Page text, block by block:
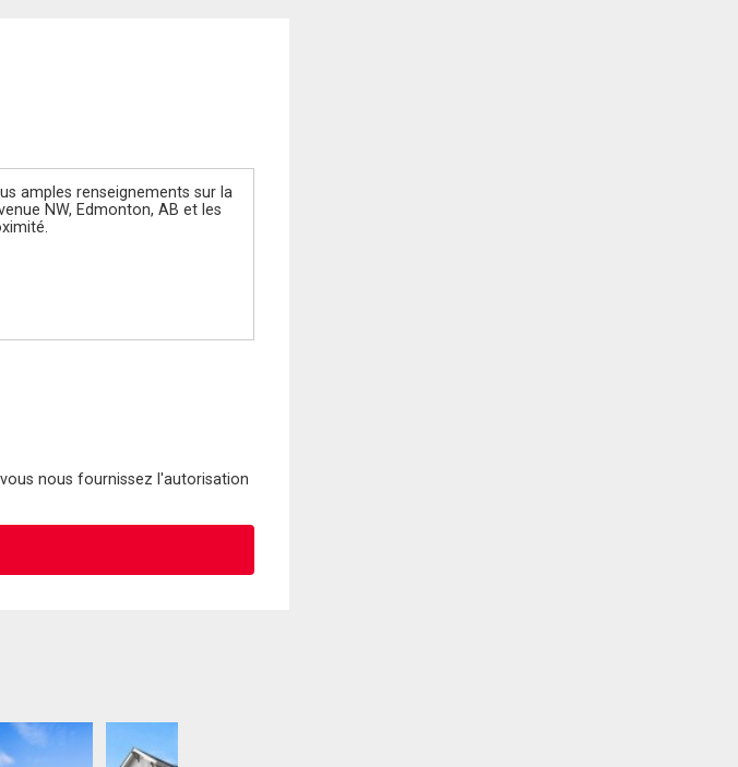
nous fournissez l'autorisation